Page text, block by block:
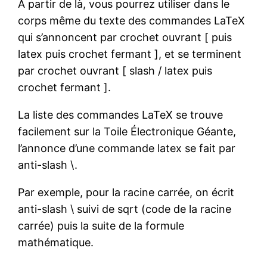
À partir de là, vous pourrez utiliser dans le
corps même du texte des commandes LaTeX
qui s’annoncent par crochet ouvrant [ puis
latex puis crochet fermant ], et se terminent
par crochet ouvrant [ slash / latex puis
crochet fermant ].
La liste des commandes LaTeX se trouve
facilement sur la Toile Électronique Géante,
l’annonce d’une commande latex se fait par
anti-slash \.
Par exemple, pour la racine carrée, on écrit
anti-slash \ suivi de sqrt (code de la racine
carrée) puis la suite de la formule
mathématique.